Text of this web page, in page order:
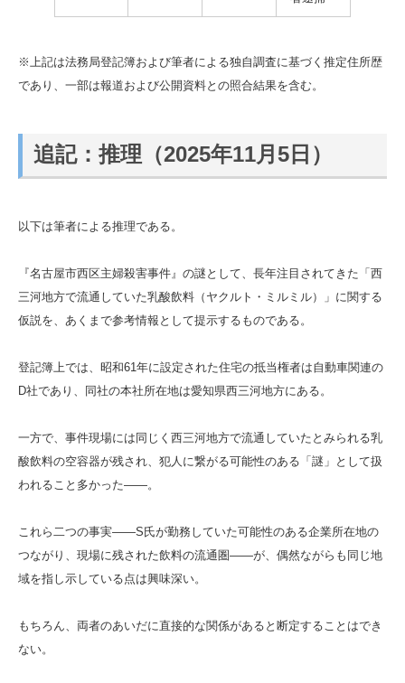
※上記は法務局登記簿および筆者による独自調査に基づく推定住所歴
であり、一部は報道および公開資料との照合結果を含む。
追記：推理（2025年11月5日）
以下は筆者による推理である。
『名古屋市西区主婦殺害事件』の謎として、長年注目されてきた「西
三河地方で流通していた乳酸飲料（ヤクルト・ミルミル）」に関する
仮説を、あくまで参考情報として提示するものである。
登記簿上では、昭和61年に設定された住宅の抵当権者は自動車関連の
D社であり、同社の本社所在地は愛知県西三河地方にある。
一方で、事件現場には同じく西三河地方で流通していたとみられる乳
酸飲料の空容器が残され、犯人に繋がる可能性のある「謎」として扱
われること多かった――。
これら二つの事実――S氏が勤務していた可能性のある企業所在地の
つながり、現場に残された飲料の流通圏――が、偶然ながらも同じ地
域を指し示している点は興味深い。
もちろん、両者のあいだに直接的な関係があると断定することはでき
ない。